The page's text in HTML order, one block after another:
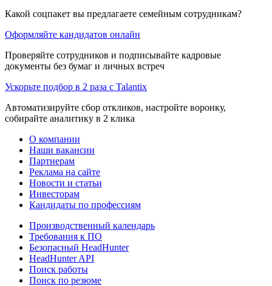
Какой соцпакет вы предлагаете семейным сотрудникам?
Оформляйте кандидатов онлайн
Проверяйте сотрудников и подписывайте кадровые
документы без бумаг и личных встреч
Ускорьте подбор в 2 раза с Talantix
Автоматизируйте сбор откликов, настройте воронку,
собирайте аналитику в 2 клика
О компании
Наши вакансии
Партнерам
Реклама на сайте
Новости и статьи
Инвесторам
Кандидаты по профессиям
Производственный календарь
Требования к ПО
Безопасный HeadHunter
HeadHunter API
Поиск работы
Поиск по резюме